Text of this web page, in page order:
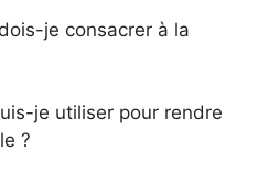
je consacrer à la
je utiliser pour rendre
?